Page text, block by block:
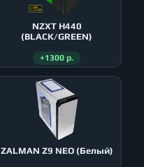
NZXT H440
(BLACK/GREEN)
+1300 р.
ZALMAN Z9 NEO (Белый)